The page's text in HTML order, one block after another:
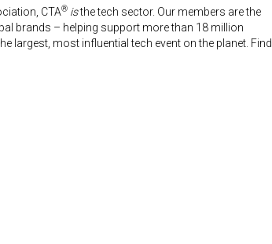
CTA® isthe tech sector. Our members are the
brands – helping support more than 18 million
largest, most influential tech event on the planet. Find